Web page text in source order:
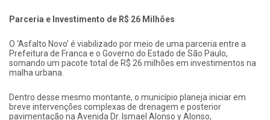
Parceria e Investimento de R$ 26 Milhões
O ‘Asfalto Novo’ é viabilizado por meio de uma parceria entre a
Prefeitura de Franca e o Governo do Estado de São Paulo,
somando um pacote total de R$ 26 milhões em investimentos na
malha urbana.
Dentro desse mesmo montante, o município planeja iniciar em
breve intervenções complexas de drenagem e posterior
pavimentação na Avenida Dr. Ismael Alonso y Alonso,